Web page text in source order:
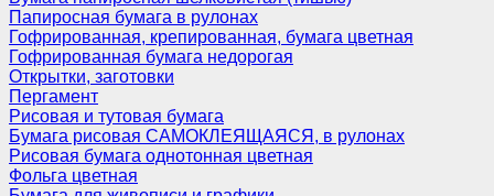
Папиросная бумага в рулонах
Гофрированная, крепированная, бумага цветная
Гофрированная бумага недорогая
Открытки, заготовки
Пергамент
Рисовая и тутовая бумага
Бумага рисовая САМОКЛЕЯЩАЯСЯ, в рулонах
Рисовая бумага однотонная цветная
Фольга цветная